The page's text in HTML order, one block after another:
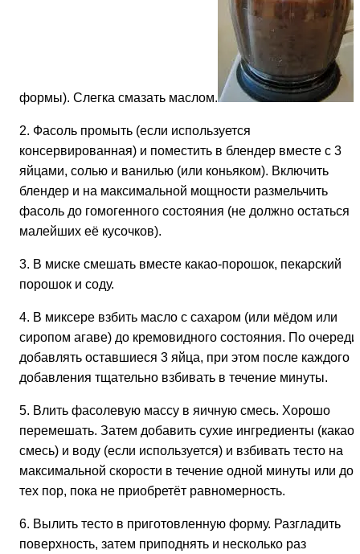
формы). Слегка смазать маслом.
2. Фасоль промыть (если используется
консервированная) и поместить в блендер вместе с 3
яйцами, солью и ванилью (или коньяком). Включить
блендер и на максимальной мощности размельчить
фасоль до гомогенного состояния (не должно остаться
малейших её кусочков).
3. В миске смешать вместе какао-порошок, пекарский
порошок и соду.
4. В миксере взбить масло с сахаром (или мёдом или
сиропом агаве) до кремовидного состояния. По очереди
добавлять оставшиеся 3 яйца, при этом после каждого
добавления тщательно взбивать в течение минуты.
5. Влить фасолевую массу в яичную смесь. Хорошо
перемешать. Затем добавить сухие ингредиенты (какао-
смесь) и воду (если используется) и взбивать тесто на
максимальной скорости в течение одной минуты или до
тех пор, пока не приобретёт равномерность.
6. Вылить тесто в приготовленную форму. Разгладить
поверхность, затем приподнять и несколько раз